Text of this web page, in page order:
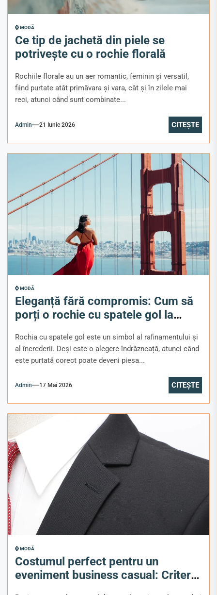
⌚ MODĂ
Ce tip de jachetă din piele se
potrivește cu o rochie florală
Rochiile florale au un aer romantic, feminin și versatil,
fiind purtate atât primăvara și vara, cât și în zilele mai
reci, atunci când sunt combinate...
Admin 21 Iunie 2026 CITEȘTE
⌚ MODĂ
Eleganță fără compromis: Cum să
porți o rochie cu spatele gol la
Rochia cu spatele gol este un simbol al rafinamentului și
al încrederii. Deși este o alegere îndrăzneață, atunci când
este purtată corect poate deveni piesa...
Admin 17 Mai 2026 CITEȘTE
⌚ MODĂ
Costumul perfect pentru un
eveniment business casual: Criterii